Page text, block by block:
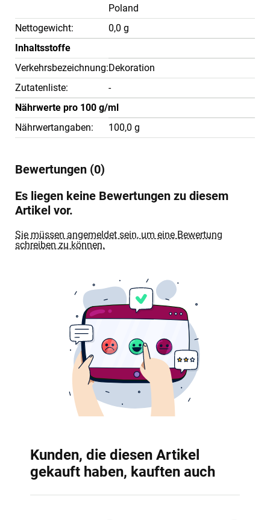
Poland
Nettogewicht:
0,0 g
Inhaltsstoffe
Verkehrsbezeichnung:Dekoration
Zutatenliste:
-
Nährwerte pro 100 g/ml
Nährwertangaben:
100,0 g
Bewertungen (0)
Es liegen keine Bewertungen zu diesem
Artikel vor.
Sie müssen angemeldet sein, um eine Bewertung
schreiben zu können.
Kunden, die diesen Artikel
gekauft haben, kauften auch